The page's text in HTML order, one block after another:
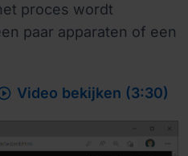
proces wordt
paar apparaten of een
Video bekijken (3:30)